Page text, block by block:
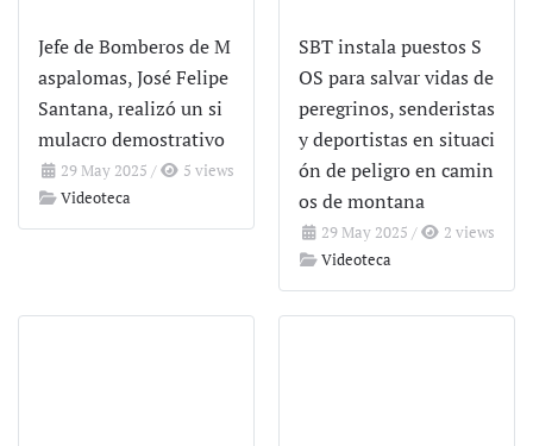
Jefe de Bomberos de M
aspalomas, José Felipe
Santana, realizó un si
mulacro demostrativo
29 May 2025 /
5 views
Videoteca
SBT instala puestos S
OS para salvar vidas de
peregrinos, senderistas
y deportistas en situaci
ón de peligro en camin
os de montana
29 May 2025 /
2 views
Videoteca